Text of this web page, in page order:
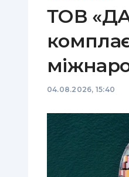
ТОВ
04.08.2026, 15:40